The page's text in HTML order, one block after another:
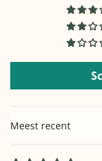
Sort by